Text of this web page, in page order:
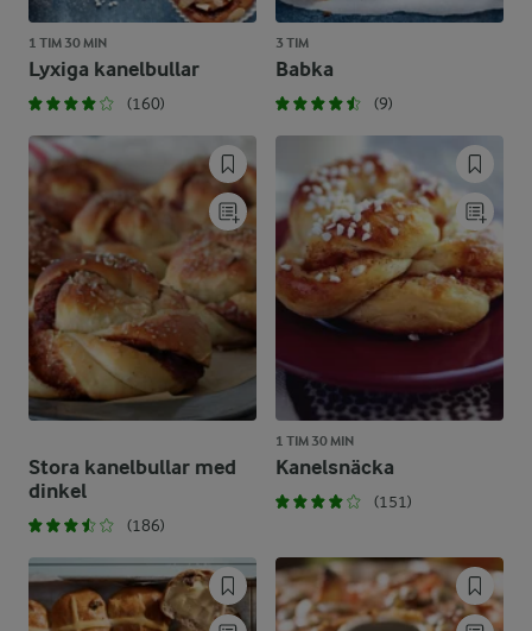
1 TIM 30 MIN
Lyxiga kanelbullar
(160)
3 TIM
Babka
(9)
Stora kanelbullar med
dinkel
(186)
1 TIM 30 MIN
Kanelsnäcka
(151)